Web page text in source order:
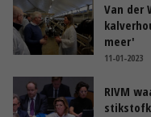
Van der
meer'
11-01-2023
RIVM